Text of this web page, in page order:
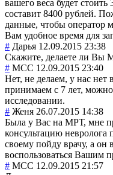
вашего веса будет
составит 8400 рублей.
данные, чтобы оператор
Вам удобное время для
# Дарья 12.09.2015 23:38
Скажите, делаете ли Вы
# MCC 12.09.2015 23:40
Нет, не делаем, у нас нет
принимаем с 7 лет,
исследовании.
# Женя 26.07.2015 14:38
Была у Вас на МРТ, мне
консультацию невролога
своему пойду врачу, а он
воспользоваться Вашим
# MCC 12.09.2015 21:57